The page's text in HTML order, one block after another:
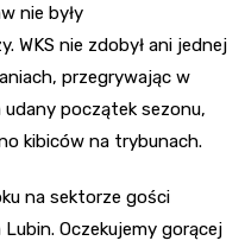
nie były
WKS nie zdobył ani jednej
przegrywając w
początek sezonu,
kibiców na trybunach.
na sektorze gości
Oczekujemy gorącej